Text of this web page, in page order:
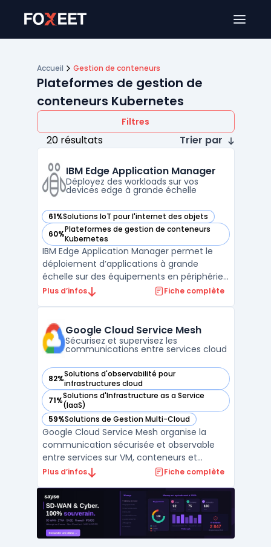
Accueil Gestion de conteneurs
Plateformes de gestion de
conteneurs Kubernetes
Filtres
20 résultats Trier par
IBM Edge Application Manager
Déployez des workloads sur vos
devices edge à grande échelle
61%Solutions IoT pour l'internet des objets
— voir IBM Edge Application Manager dans cette catégorie
60%Plateformes de gestion de conteneurs
Kubernetes
— voir IBM Edge Application Manager dans cette catégorie
IBM Edge Application Manager permet le
déploiement d’applications à grande
échelle sur des équipements en périphérie
de réseau. Les organisations ayant de
d’applications et de modèles ML, en
privilégiant une gest ...
Plus d’infos Fiche complète
Google Cloud Service Mesh
Sécurisez et supervisez les
communications entre services cloud
82%Solutions d'observabilité pour
infrastructures cloud
— voir Google Cloud Service Mesh dans cette catégorie
71%Solutions d'Infrastructure as a Service
(IaaS)
— voir Google Cloud Service Mesh dans cette catégorie
59%Solutions de Gestion Multi-Cloud
— voir Google Cloud Service Mesh dans cette catégorie
Google Cloud Service Mesh organise la
communication sécurisée et observable
entre services sur VM, conteneurs et
environnements multicloud. Ce service
et, sur demande, le plan de données. Les
organisations dans le cloud rencontrent des
cas de gestion pour gar ...
Plus d’infos Fiche complète